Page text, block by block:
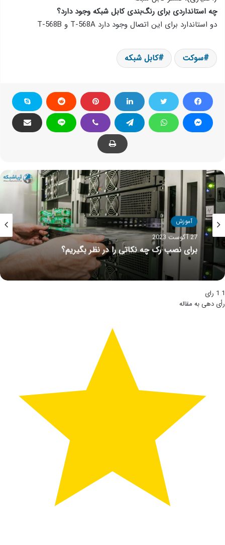
چه استانداردی برای رنگ‌بندی کابل شبکه وجود دارد؟
دو استاندارد برای این اتصال وجود دارد T-568A و T-568B
سوکت کابل شبکه
آموزش
27 آگوست 2023
برای نصب رک چه نکاتی را در نظر بگیریم؟
1
1 رای
رأی دهی به مقاله